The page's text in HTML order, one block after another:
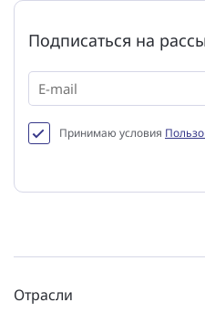
Подписаться на
Принимаю условия
Отрасли